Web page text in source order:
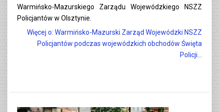
Warmińsko-Mazurskiego Zarządu Wojewódzkiego NSZZ
Policjantów w Olsztynie.
Więcej o: Warmińsko-Mazurski Zarząd Wojewódzki NSZZ
Policjantów podczas wojewódzkich obchodów Święta
Policji...